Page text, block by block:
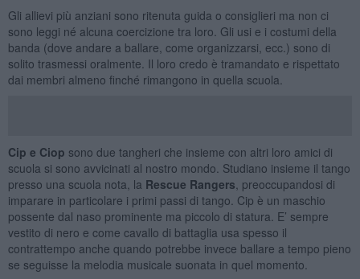
Gli allievi più anziani sono ritenuta guida o consiglieri ma non ci
sono leggi né alcuna coercizione tra loro. Gli usi e i costumi della
banda (dove andare a ballare, come organizzarsi, ecc.) sono di
solito trasmessi oralmente. Il loro credo è tramandato e rispettato
dai membri almeno finché rimangono in quella scuola.
Cip e Ciop sono due tangheri che insieme con altri loro amici di
scuola si sono avvicinati al nostro mondo. Studiano insieme il tango
presso una scuola nota, la Rescue Rangers , preoccupandosi di
imparare in particolare i primi passi di tango. Cip è un maschio
possente dal naso prominente ma piccolo di statura. E’ sempre
vestito di nero e come cavallo di battaglia usa spesso il
contrattempo anche quando potrebbe invece ballare a tempo pieno
se seguisse la melodia musicale suonata in quel momento.